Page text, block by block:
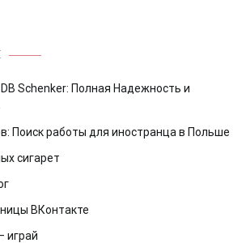
DB Schenker: Полная Надежность и
Поиск работы для иностранца в Польше
сигарет
ВКонтакте
играй